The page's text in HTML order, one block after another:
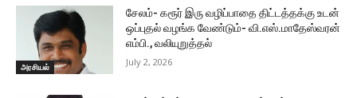
அரசியல்
சேலம்- கரூர் இரு வழிப்பாதை திட்டத்தக்கு உடன்
ஒப்புதல் வழங்க வேண்டும்- வி.எஸ்.மாதேஸ்வரன்
எம்பி., வலியுறுத்தல்
July 2, 2026